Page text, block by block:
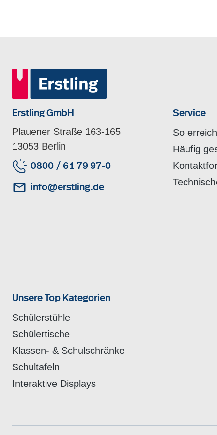
Erstling GmbH
Plauener Straße 163-165
13053 Berlin
0800 / 61 79 97-0
info@erstling.de
Service
So
Häufig
Unsere Top Kategorien
Schülerstühle
Schülertische
Klassen- & Schulschränke
Schultafeln
Interaktive Displays